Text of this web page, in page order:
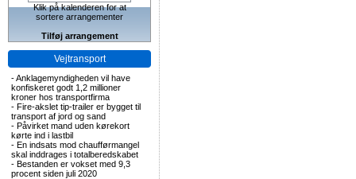
Klik på kalenderen for at
sortere arrangementer
Tilføj arrangement
Vejtransport
-Anklagemyndigheden vil have
konfiskeret godt 1,2 millioner
kroner hos transportfirma
- Fire-akslet tip-trailer er bygget til
transport af jord og sand
- Påvirket mand uden kørekort
kørte ind i lastbil
- En indsats mod chaufførmangel
skal inddrages i totalberedskabet
- Bestanden er vokset med 9,3
procent siden juli 2020